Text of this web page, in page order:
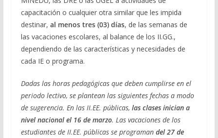
capacitación o cualquier otra similar que les impida
destinar, al menos tres (03) días, de las semanas de
las vacaciones escolares, al balance de los II.GG.,
dependiendo de las características y necesidades de
cada IE o programa.
Dadas las horas pedagógicas que deben cumplirse en el
periodo lectivo, se plantean las siguientes fechas a modo
de sugerencia. En las II.EE. públicas, las clases inician a
nivel nacional el 16 de marzo. Las vacaciones de los
estudiantes de II.EE. públicas se programan del 27 de